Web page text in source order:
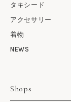
タキシード
アクセサリー
着物
NEWS
Shops